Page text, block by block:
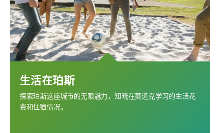
生活在珀斯
探索珀斯这座城市的无限魅力，知晓在莫道克学习的生活花
费和住宿情况。